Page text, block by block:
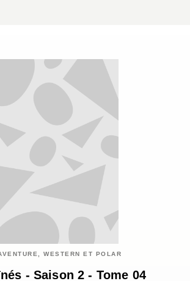
WESTERN ET POLAR
- Saison 2 - Tome 04